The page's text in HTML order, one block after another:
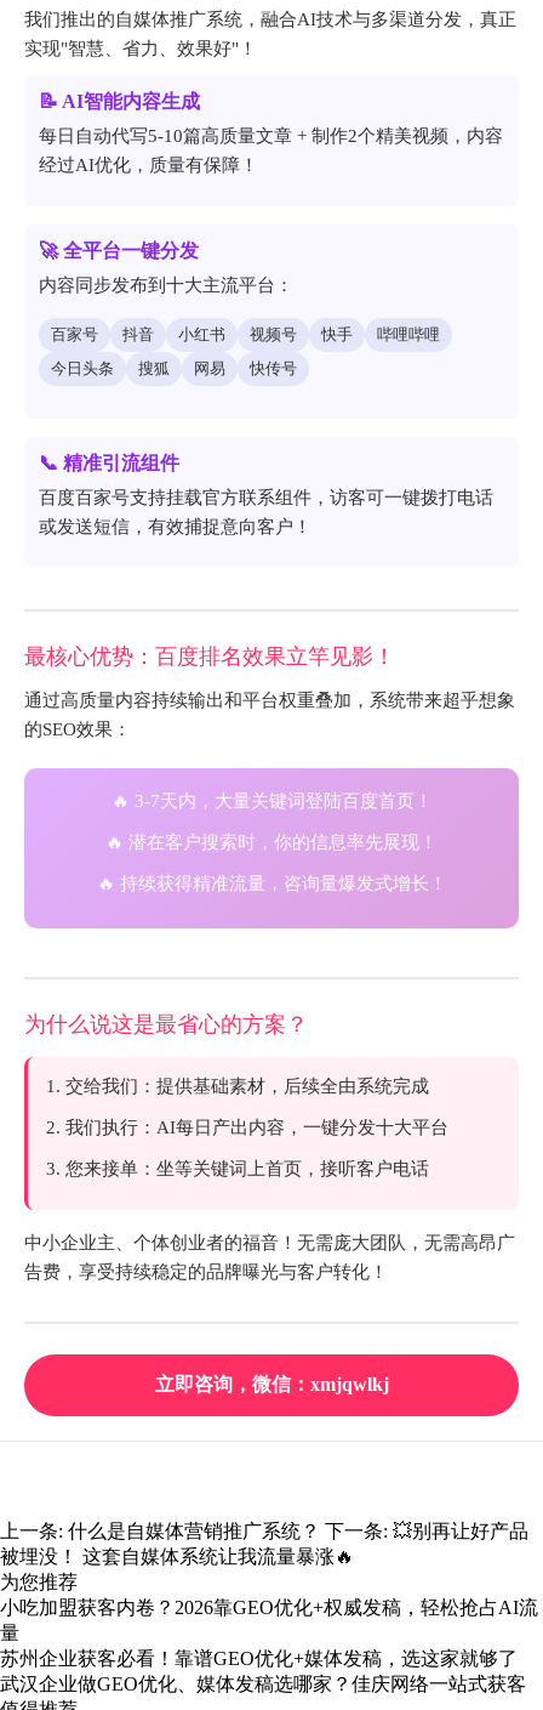
我们推出的自媒体推广系统，融合AI技术与多渠道分发，真正
实现"智慧、省力、效果好"！
📝 AI智能内容生成
每日自动代写5-10篇高质量文章 + 制作2个精美视频，内容
经过AI优化，质量有保障！
🚀 全平台一键分发
内容同步发布到十大主流平台：
百家号 抖音 小红书 视频号 快手
哔哩哔哩
今日头条
搜狐 网易 快传号
📞 精准引流组件
百度百家号支持挂载官方联系组件，访客可一键拨打电话
或发送短信，有效捕捉意向客户！
最核心优势：百度排名效果立竿见影！
通过高质量内容持续输出和平台权重叠加，系统带来超乎想象
的SEO效果：
🔥 3-7天内 ，大量关键词登陆百度首页！
🔥 潜在客户搜索时，你的信息率先展现！
🔥 持续获得精准流量，咨询量爆发式增长！
为什么说这是最省心的方案？
1. 交给我们：提供基础素材，后续全由系统完成
2. 我们执行：AI每日产出内容，一键分发十大平台
3. 您来接单：坐等关键词上首页，接听客户电话
中小企业主、个体创业者的福音！无需庞大团队，无需高昂广
告费，享受持续稳定的品牌曝光与客户转化！
立即咨询，微信：xmjqwlkj
上一条: 什么是自媒体营销推广系统？ 下一条: 💥别再让好产品
被埋没！ 这套自媒体系统让我流量暴涨🔥
为您推荐
小吃加盟获客内卷？2026靠GEO优化+权威发稿，轻松抢占AI流
量
苏州企业获客必看！靠谱GEO优化+媒体发稿，选这家就够了
武汉企业做GEO优化、媒体发稿选哪家？佳庆网络一站式获客